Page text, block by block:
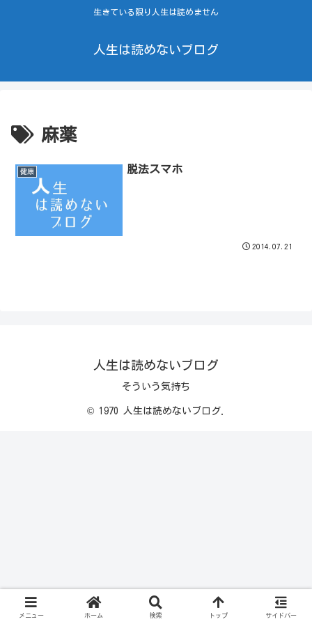
生きている限り人生は読めません
人生は読めないブログ
麻薬
健康 脱法スマホ
2014.07.21
人生は読めないブログ
そういう気持ち
© 1970 人生は読めないブログ.
メニュー ホーム 検索 トップ サイドバー